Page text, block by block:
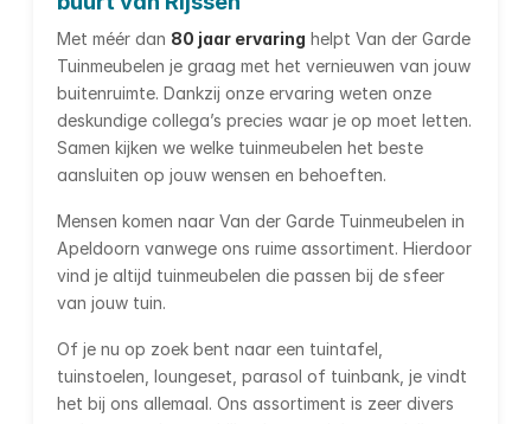
Met méér dan 80 jaar ervaring helpt Van der Garde
Tuinmeubelen je graag met het vernieuwen van jouw
buitenruimte. Dankzij onze ervaring weten onze
deskundige collega’s precies waar je op moet letten.
Samen kijken we welke tuinmeubelen het beste
aansluiten op jouw wensen en behoeften.
Mensen komen naar Van der Garde Tuinmeubelen in
Apeldoorn vanwege ons ruime assortiment. Hierdoor
vind je altijd tuinmeubelen die passen bij de sfeer
van jouw tuin.
Of je nu op zoek bent naar een tuintafel,
tuinstoelen, loungeset, parasol of tuinbank, je vindt
het bij ons allemaal. Ons assortiment is zeer divers